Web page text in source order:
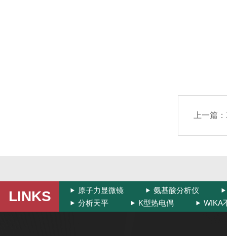
上一篇：
LINKS 原子力显微镜
氨基酸分析仪
分析天平
K型热电偶 WIKA